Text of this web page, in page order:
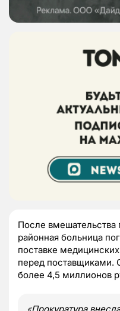
После вмешательства
районная больница
поставке
перед поставщиками.
более 4,5 миллионов
«Прокуратура